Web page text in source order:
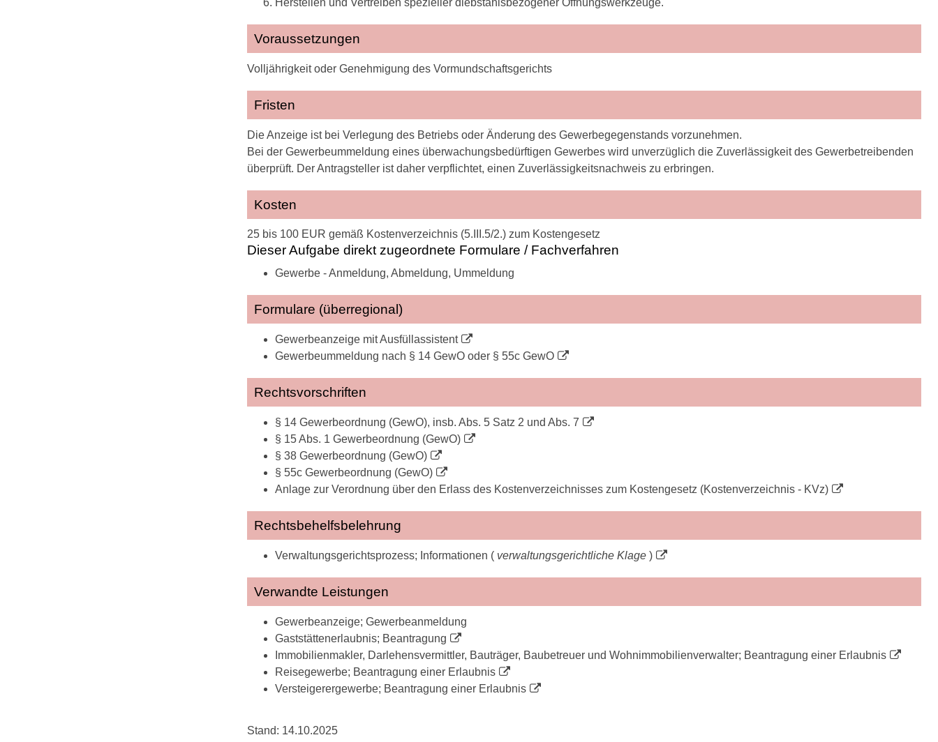
Voraussetzungen
Volljährigkeit oder Genehmigung des Vormundschaftsgerichts
Fristen
Die Anzeige ist bei Verlegung des Betriebs oder Änderung des Gewerbegegenstands vorzunehmen.
Bei der Gewerbeummeldung eines überwachungsbedürftigen Gewerbes wird unverzüglich die Zuverlässigkeit des Gewerbetreibenden
überprüft. Der Antragsteller ist daher verpflichtet, einen Zuverlässigkeitsnachweis zu erbringen.
Kosten
25 bis 100 EUR gemäß Kostenverzeichnis (5.III.5/2.) zum Kostengesetz
Dieser Aufgabe direkt zugeordnete Formulare / Fachverfahren
Gewerbe - Anmeldung, Abmeldung, Ummeldung
Formulare (überregional)
Gewerbeanzeige mit Ausfüllassistent
Gewerbeummeldung nach § 14 GewO oder § 55c GewO
Rechtsvorschriften
§ 14 Gewerbeordnung (GewO), insb. Abs. 5 Satz 2 und Abs. 7
§ 15 Abs. 1 Gewerbeordnung (GewO)
§ 38 Gewerbeordnung (GewO)
§ 55c Gewerbeordnung (GewO)
Anlage zur Verordnung über den Erlass des Kostenverzeichnisses zum Kostengesetz (Kostenverzeichnis - KVz)
Rechtsbehelfsbelehrung
Verwaltungsgerichtsprozess; Informationen ( verwaltungsgerichtliche Klage )
Verwandte Leistungen
Gewerbeanzeige; Gewerbeanmeldung
Gaststättenerlaubnis; Beantragung
Immobilienmakler, Darlehensvermittler, Bauträger, Baubetreuer und Wohnimmobilienverwalter; Beantragung einer Erlaubnis
Reisegewerbe; Beantragung einer Erlaubnis
Versteigerergewerbe; Beantragung einer Erlaubnis
Stand: 14.10.2025